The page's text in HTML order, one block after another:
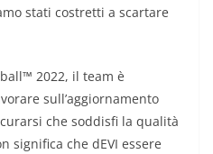
stati costretti a scartare
2022, il team è
sull’aggiornamento
che soddisfi la qualità
significa che dEVI essere